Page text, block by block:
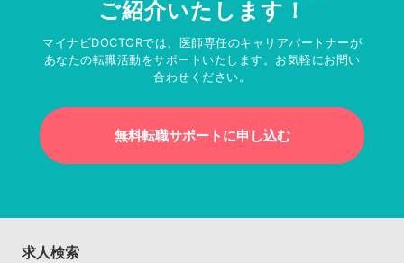
ご紹介いたします！
マイナビDOCTORでは、医師専任のキャリアパートナーが
あなたの転職活動をサポートいたします。お気軽にお問い
合わせください。
無料転職サポートに申し込む
求人検索